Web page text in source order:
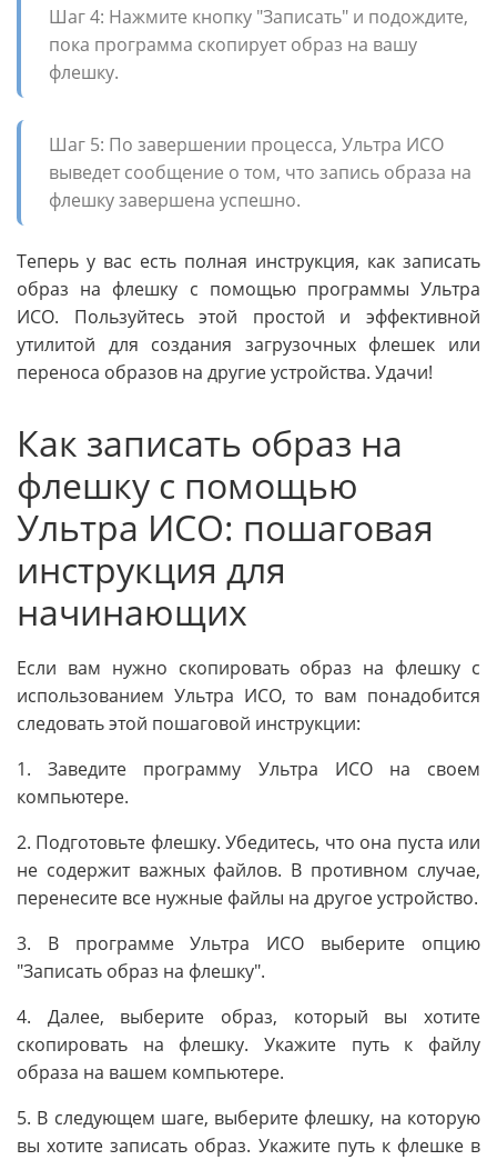
Шаг 4: Нажмите кнопку "Записать" и подождите,
пока программа скопирует образ на вашу
флешку.
Шаг 5: По завершении процесса, Ультра ИСО
выведет сообщение о том, что запись образа на
флешку завершена успешно.
Теперь у вас есть полная инструкция, как записать
образ на флешку с помощью программы Ультра
ИСО. Пользуйтесь этой простой и эффективной
утилитой для создания загрузочных флешек или
переноса образов на другие устройства. Удачи!
Как записать образ на
флешку с помощью
Ультра ИСО: пошаговая
инструкция для
начинающих
Если вам нужно скопировать образ на флешку с
использованием Ультра ИСО, то вам понадобится
следовать этой пошаговой инструкции:
1. Заведите программу Ультра ИСО на своем
компьютере.
2. Подготовьте флешку. Убедитесь, что она пуста или
не содержит важных файлов. В противном случае,
перенесите все нужные файлы на другое устройство.
3. В программе Ультра ИСО выберите опцию
"Записать образ на флешку".
4. Далее, выберите образ, который вы хотите
скопировать на флешку. Укажите путь к файлу
образа на вашем компьютере.
5. В следующем шаге, выберите флешку, на которую
вы хотите записать образ. Укажите путь к флешке в